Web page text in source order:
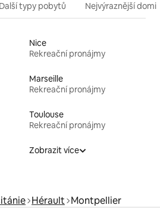
Další typy pobytů Nejvýraznější
Nice
Rekreační pronájmy
Marseille
Rekreační pronájmy
Toulouse
Rekreační pronájmy
Zobrazit více
Hérault Montpellier